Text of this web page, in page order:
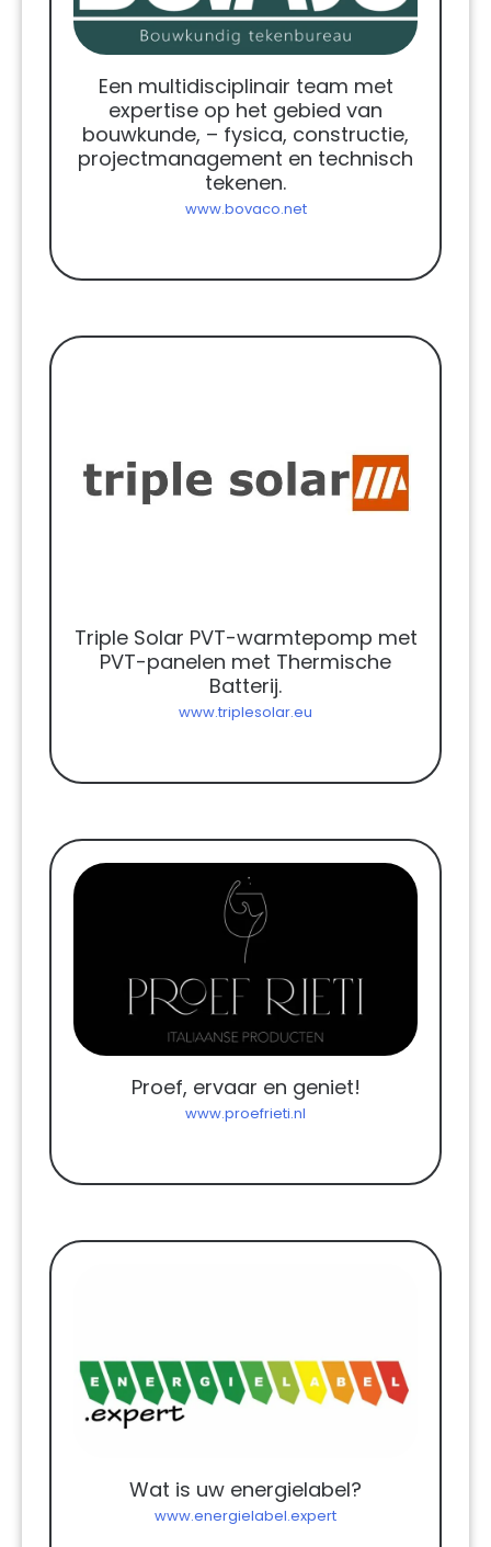
Een multidisciplinair team met
expertise op het gebied van
bouwkunde, – fysica, constructie,
projectmanagement en technisch
tekenen.
www.bovaco.net
Triple Solar PVT-warmtepomp met
PVT-panelen met Thermische
Batterij.
www.triplesolar.eu
Proef, ervaar en geniet!
www.proefrieti.nl
Wat is uw energielabel?
www.energielabel.expert